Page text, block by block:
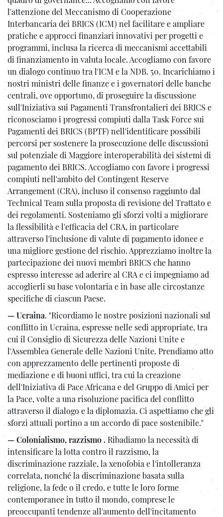
l'attenzione del Meccanismo di Cooperazione
Interbancaria dei BRICS (ICM) nel facilitare e ampliare
pratiche e approcci finanziari innovativi per progetti e
programmi, inclusa la ricerca di meccanismi accettabili
di finanziamento in valuta locale. Accogliamo con favore
un dialogo continuo tra l'ICM e la NDB. 50. Incarichiamo i
nostri ministri delle finanze e i governatori delle banche
centrali, ove opportuno, di proseguire la discussione
sull'Iniziativa sui Pagamenti Transfrontalieri dei BRICS e
riconosciamo i progressi compiuti dalla Task Force sui
Pagamenti dei BRICS (BPTF) nell'identificare possibili
percorsi per sostenere la prosecuzione delle discussioni
sul potenziale di Maggiore interoperabilità dei sistemi di
pagamento dei BRICS. Accogliamo con favore i progressi
compiuti nell'ambito del Contingent Reserve
Arrangement (CRA), incluso il consenso raggiunto dal
Technical Team sulla proposta di revisione del Trattato e
dei regolamenti. Sosteniamo gli sforzi volti a migliorare
la flessibilità e l'efficacia del CRA, in particolare
attraverso l'inclusione di valute di pagamento idonee e
una migliore gestione del rischio. Apprezziamo inoltre la
partecipazione dei nuovi membri BRICS che hanno
espresso interesse ad aderire al CRA e ci impegniamo ad
accoglierli su base volontaria e in base alle circostanze
specifiche di ciascun Paese.
— Ucraina. "Ricordiamo le nostre posizioni nazionali sul
conflitto in Ucraina, espresse nelle sedi appropriate, tra
cui il Consiglio di Sicurezza delle Nazioni Unite e
l'Assemblea Generale delle Nazioni Unite. Prendiamo atto
con apprezzamento delle pertinenti proposte di
mediazione e di buoni uffici, tra cui la creazione
dell'Iniziativa di Pace Africana e del Gruppo di Amici per
la Pace, volte a una risoluzione pacifica del conflitto
attraverso il dialogo e la diplomazia. Ci aspettiamo che gli
sforzi attuali portino a un accordo di pace sostenibile."
— Colonialismo, razzismo .Ribadiamo la necessità di
intensificare la lotta contro il razzismo, la
discriminazione razziale, la xenofobia e l'intolleranza
correlata, nonché la discriminazione basata sulla
religione, la fede o il credo, e tutte le loro forme
contemporanee in tutto il mondo, comprese le
preoccupanti tendenze all'aumento dell'incitamento